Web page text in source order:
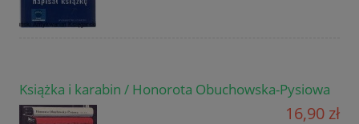
Książka i karabin / Honorota Obuchowska-Pysiowa
16,90 zł